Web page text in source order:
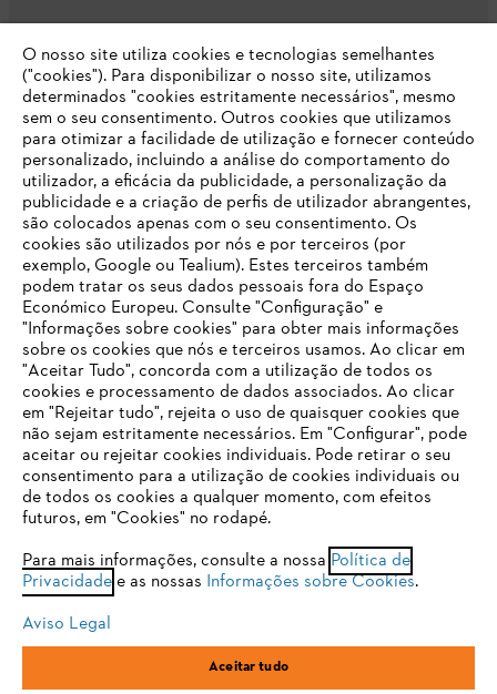
Opções de pagamento
Empresa
FAQs Loja Online
Contacto
Condições gerais de venda Proteção de Dados
Sobre nós
O SEU NAVEGADOR NÃO SUPORTA
ESTE WEBSITE
Está utilizar um navegador que ainda não suportamos. Para
obter o melhor uso de nosso site, recomendamos que altere
para um dos seguintes navegadores:
firefox chrome
safari edge
O nosso site utiliza cookies e tecnologias semelhantes
("cookies"). Para disponibilizar o nosso site, utilizamos
determinados "cookies estritamente necessários", mesmo
sem o seu consentimento. Outros cookies que utilizamos
para otimizar a facilidade de utilização e fornecer conteúdo
personalizado, incluindo a análise do comportamento do
utilizador, a eficácia da publicidade, a personalização da
publicidade e a criação de perfis de utilizador abrangentes,
são colocados apenas com o seu consentimento. Os
cookies são utilizados por nós e por terceiros (por
exemplo, Google ou Tealium). Estes terceiros também
podem tratar os seus dados pessoais fora do Espaço
Económico Europeu. Consulte "Configuração" e
"Informações sobre cookies" para obter mais informações
sobre os cookies que nós e terceiros usamos. Ao clicar em
"Aceitar Tudo", concorda com a utilização de todos os
cookies e processamento de dados associados. Ao clicar
em "Rejeitar tudo", rejeita o uso de quaisquer cookies que
não sejam estritamente necessários. Em "Configurar", pode
aceitar ou rejeitar cookies individuais. Pode retirar o seu
consentimento para a utilização de cookies individuais ou
de todos os cookies a qualquer momento, com efeitos
futuros, em "Cookies" no rodapé.
Para mais informações, consulte a nossa Política de
Privacidadee as nossas Informações sobre Cookies.
Aviso Legal
Aceitar tudo